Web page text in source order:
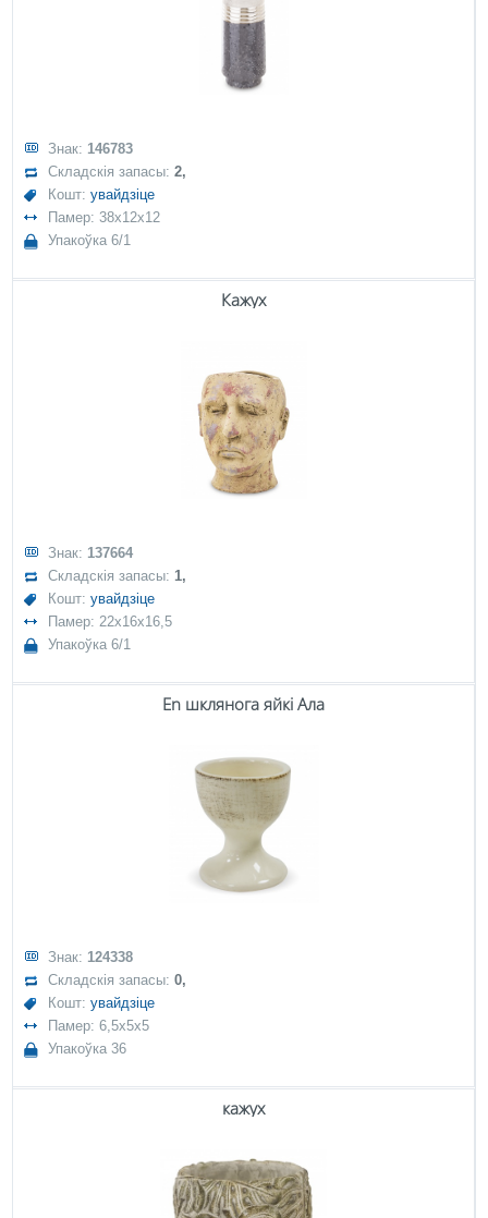
Знак: 146783
Складскія запасы:2,
Кошт:увайдзіце
Памер: 38x12x12
Упакоўка 6/1
Кажух
Знак: 137664
Складскія запасы:1,
Кошт:увайдзіце
Памер: 22x16x16,5
Упакоўка 6/1
En шклянога яйкі Ала
Знак: 124338
Складскія запасы:0,
Кошт:увайдзіце
Памер: 6,5x5x5
Упакоўка 36
кажух